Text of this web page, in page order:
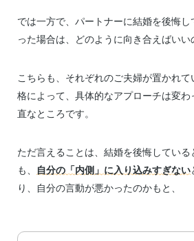
では一方で、パートナーに結婚を後悔し
った場合は、どのように向き合えばいい
こちらも、それぞれのご夫婦が置かれ
格によって、具体的なアプローチは変
直なところです。
ただ言えることは、結婚を後悔してい
も、
自分の「内側」に入り込みすぎない
り、自分の言動が悪かったのかもと、